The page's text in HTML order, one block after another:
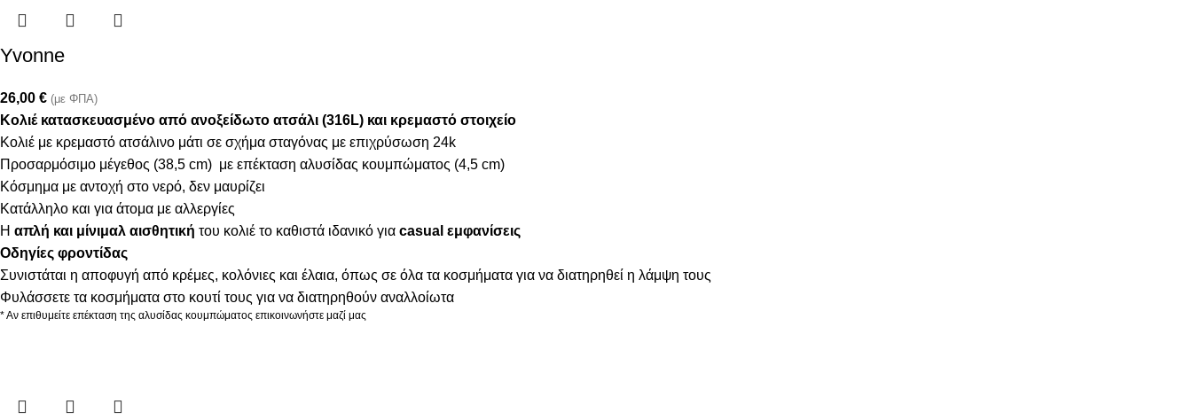
Yvonne
26,00 € (με ΦΠΑ)
Κολιέ κατασκευασμένο από ανοξείδωτο ατσάλι (316L) και κρεμαστό στοιχείο
Κολιέ με κρεμαστό ατσάλινο μάτι σε σχήμα σταγόνας με επιχρύσωση 24k
Προσαρμόσιμο μέγεθος (38,5 cm) με επέκταση αλυσίδας κουμπώματος (4,5 cm)
Κόσμημα με αντοχή στο νερό, δεν μαυρίζει
Κατάλληλο και για άτομα με αλλεργίες
Η απλή και μίνιμαλ αισθητική του κολιέ το καθιστά ιδανικό για casual εμφανίσεις
Οδηγίες φροντίδας
Συνιστάται η αποφυγή από κρέμες, κολόνιες και έλαια, όπως σε όλα τα κοσμήματα για να διατηρηθεί η λάμψη τους
Φυλάσσετε τα κοσμήματα στο κουτί τους για να διατηρηθούν αναλλοίωτα
* Αν επιθυμείτε επέκταση της αλυσίδας κουμπώματος επικοινωνήστε μαζί μας